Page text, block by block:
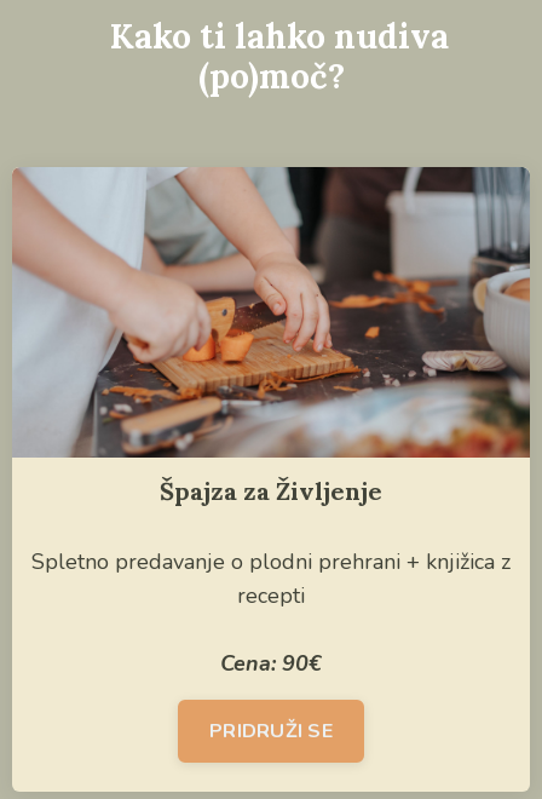
Kako ti lahko nudiva
(po)moč?
Špajza za Življenje
Spletno predavanje o plodni prehrani + knjižica z
recepti
Cena: 90€
PRIDRUŽI SE